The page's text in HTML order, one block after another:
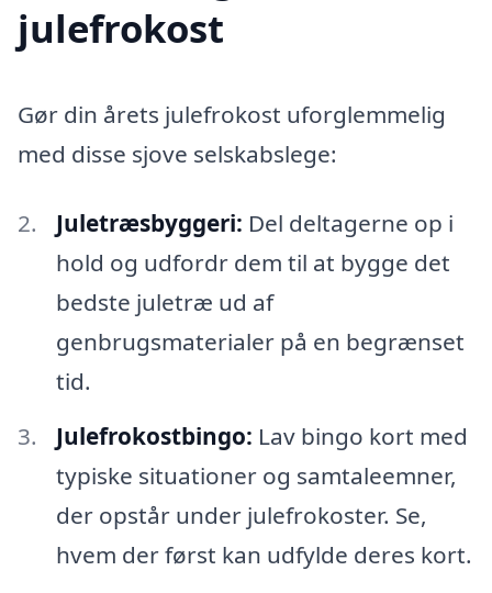
julefrokost
Gør din årets julefrokost uforglemmelig
med disse sjove selskabslege:
Juletræsbyggeri: Del deltagerne op i
hold og udfordr dem til at bygge det
bedste juletræ ud af
genbrugsmaterialer på en begrænset
tid.
Julefrokostbingo: Lav bingo kort med
typiske situationer og samtaleemner,
der opstår under julefrokoster. Se,
hvem der først kan udfylde deres kort.